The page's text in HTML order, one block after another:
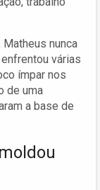
nunca
várias
ímpar nos
de uma
a base de